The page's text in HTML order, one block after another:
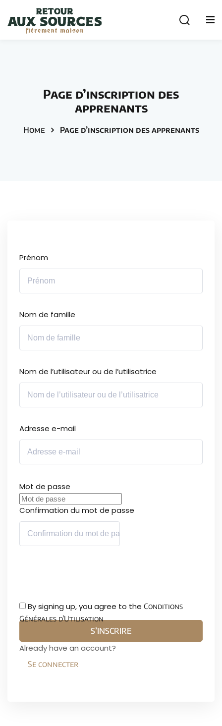
Page d’inscription des
apprenants
Home Page d’inscription des apprenants
Prénom
Nom de famille
Nom de l’utilisateur ou de l’utilisatrice
Adresse e-mail
Mot de passe
Confirmation du mot de passe
By signing up, you agree to the Conditions
Générales d’Utilisation
S’INSCRIRE
Already have an account?
Se connecter
Sign in